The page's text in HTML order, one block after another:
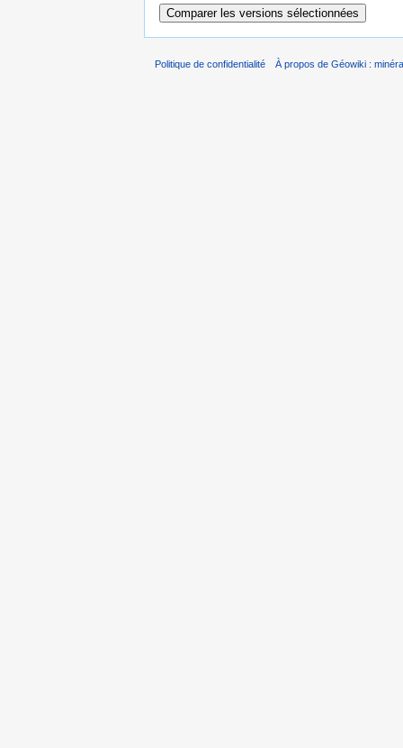
Politique de confidentialité À propos de Géowiki :